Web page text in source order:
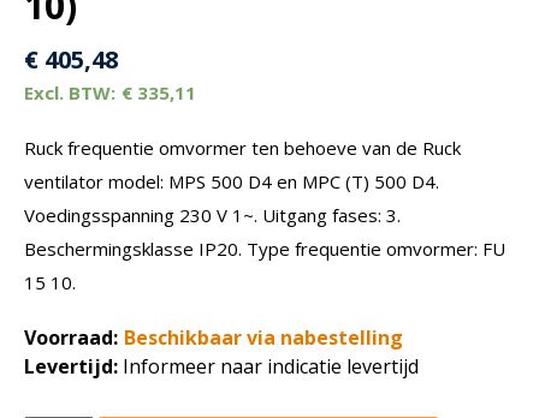
€ 405,48
€ 335,11
Ruck frequentie omvormer ten behoeve van de Ruck
ventilator model: MPS 500 D4 en MPC (T) 500 D4.
Voedingsspanning 230 V 1~. Uitgang fases: 3.
Beschermingsklasse IP20. Type frequentie omvormer: FU
15 10.
Voorraad: Beschikbaar via nabestelling
Levertijd: Informeer naar indicatie levertijd